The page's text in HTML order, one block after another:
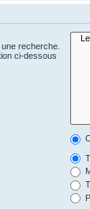
recherche.
ci-dessous